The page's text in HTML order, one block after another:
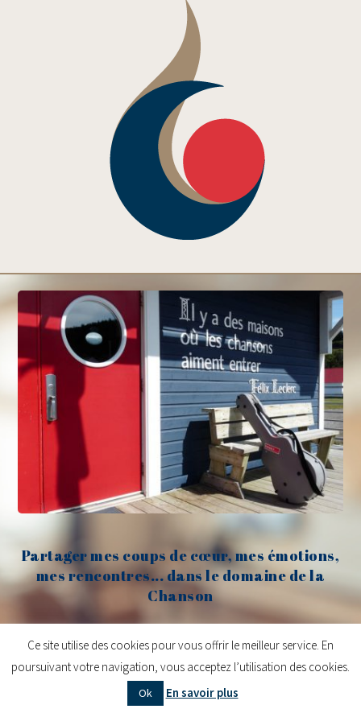
Partager mes coups de cœur, mes émotions,
mes rencontres... dans le domaine de la
Chanson
Claude Fèvre
Claude Fèvre | Chanter c'est lancer des balles
centifoliae|Mentions légales|Contact
Ce site utilise des cookies pour vous offrir le meilleur service. En
poursuivant votre navigation, vous acceptez l’utilisation des cookies.
Ok En savoir plus